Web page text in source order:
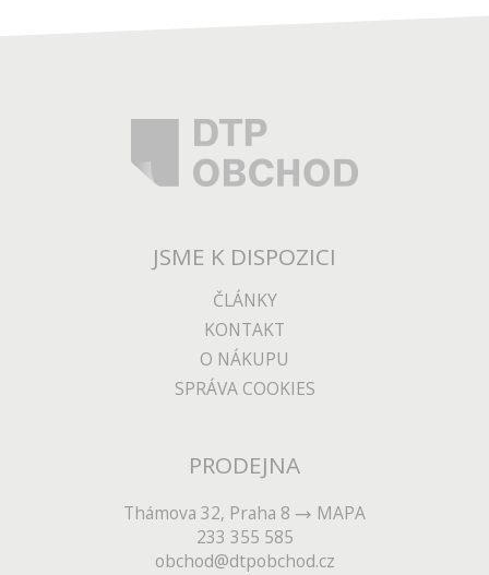
JSME K DISPOZICI
ČLÁNKY
KONTAKT
O NÁKUPU
SPRÁVA COOKIES
PRODEJNA
Thámova 32, Praha 8
MAPA
233 355 585
obchod@dtpobchod.cz